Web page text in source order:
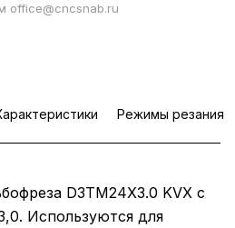
office@cncsnab.ru
Режимы резания
D3TM24X3.0 KVX с
Используются для